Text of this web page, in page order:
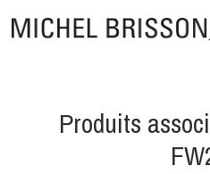
Produits